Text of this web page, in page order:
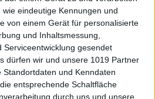
eindeutige Kennungen und
von einem Gerät für personalisierte
und Inhaltsmessung,
gesendet
dürfen wir und unsere 1019 Partner
und Kenndaten
entsprechende Schaltfläche
durch uns und unsere